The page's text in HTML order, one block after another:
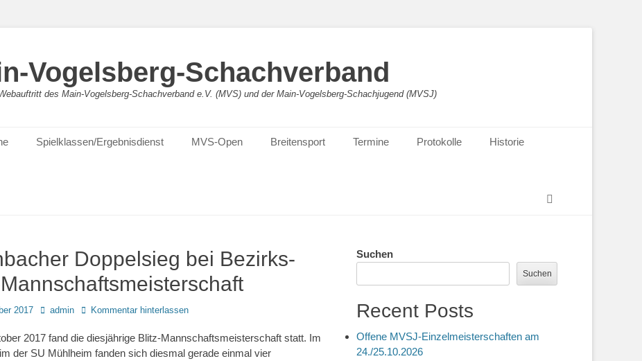
Vogelsberg-Schachverband
des Main-Vogelsberg-Schachverband e.V. (MVS) und der Main-Vogelsberg-Schachjugend (MVSJ)
Spielklassen/Ergebnisdienst MVS-Open Breitensport Termine Protokolle Historie
Doppelsieg bei Bezirks-
2017 Autoradmin Kommentar hinterlassen
2017 fand die diesjährige Blitz-Mannschaftsmeisterschaft statt. Im
der SU Mühlheim fanden sich diesmal gerade einmal vier
Suchen
Suchen
Recent Posts
Offene MVSJ-Einzelmeisterschaften am
24./25.10.2026